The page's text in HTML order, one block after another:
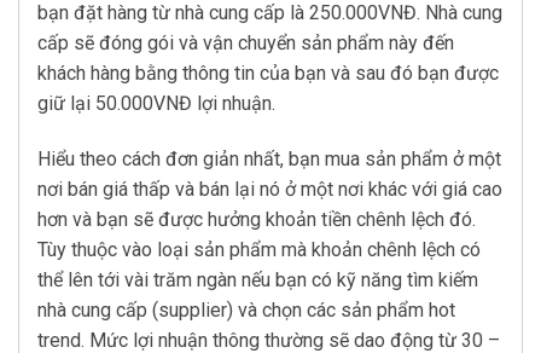
bạn đặt hàng từ nhà cung cấp là 250.000VNĐ. Nhà cung
cấp sẽ đóng gói và vận chuyển sản phẩm này đến
khách hàng bằng thông tin của bạn và sau đó bạn được
giữ lại 50.000VNĐ lợi nhuận.
Hiểu theo cách đơn giản nhất, bạn mua sản phẩm ở một
nơi bán giá thấp và bán lại nó ở một nơi khác với giá cao
hơn và bạn sẽ được hưởng khoản tiền chênh lệch đó.
Tùy thuộc vào loại sản phẩm mà khoản chênh lệch có
thể lên tới vài trăm ngàn nếu bạn có kỹ năng tìm kiếm
nhà cung cấp (supplier) và chọn các sản phẩm hot
trend. Mức lợi nhuận thông thường sẽ dao động từ 30 –